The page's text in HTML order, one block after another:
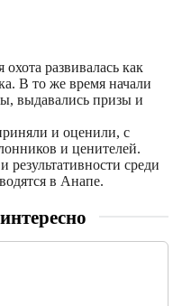
развивалась как
В то же время начали
выдавались призы и
и оценили, с
и ценителей.
результативности среди
в Анапе.